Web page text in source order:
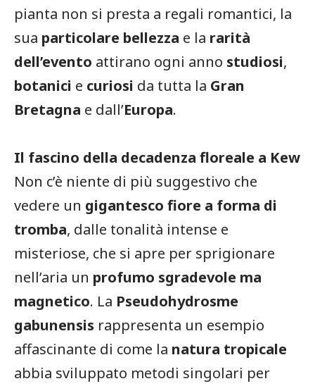
pianta non si presta a regali romantici, la
sua particolare bellezza e la rarità
dell’evento attirano ogni anno studiosi,
botanici e curiosi da tutta la Gran
Bretagna e dall’Europa.
Il fascino della decadenza floreale a Kew
Non c’è niente di più suggestivo che
vedere un gigantesco fiore a forma di
tromba, dalle tonalità intense e
misteriose, che si apre per sprigionare
nell’aria un profumo sgradevole ma
magnetico. La Pseudohydrosme
gabunensis rappresenta un esempio
affascinante di come la natura tropicale
abbia sviluppato metodi singolari per